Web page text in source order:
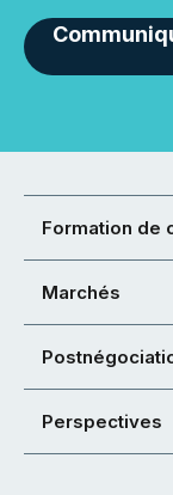
Formation de
Marchés
Perspectives